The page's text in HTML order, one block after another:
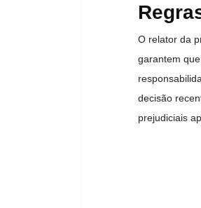
O relator da
garantem
decisão
prejudiciais